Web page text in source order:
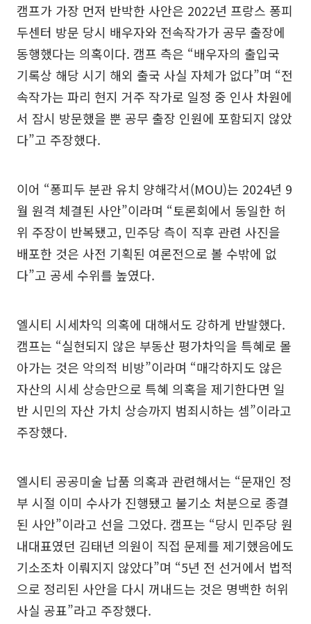
캠프가 가장 먼저 반박한 사안은 2022년 프랑스 퐁피
두센터 방문 당시 배우자와 전속작가가 공무 출장에
동행했다는 의혹이다. 캠프 측은 “배우자의 출입국
기록상 해당 시기 해외 출국 사실 자체가 없다”며 “전
속작가는 파리 현지 거주 작가로 일정 중 인사 차원에
서 잠시 방문했을 뿐 공무 출장 인원에 포함되지 않았
다”고 주장했다.
이어 “퐁피두 분관 유치 양해각서(MOU)는 2024년 9
월 원격 체결된 사안”이라며 “토론회에서 동일한 허
위 주장이 반복됐고, 민주당 측이 직후 관련 사진을
배포한 것은 사전 기획된 여론전으로 볼 수밖에 없
다”고 공세 수위를 높였다.
엘시티 시세차익 의혹에 대해서도 강하게 반발했다.
캠프는 “실현되지 않은 부동산 평가차익을 특혜로 몰
아가는 것은 악의적 비방”이라며 “매각하지도 않은
자산의 시세 상승만으로 특혜 의혹을 제기한다면 일
반 시민의 자산 가치 상승까지 범죄시하는 셈”이라고
주장했다.
엘시티 공공미술 납품 의혹과 관련해서는 “문재인 정
부 시절 이미 수사가 진행됐고 불기소 처분으로 종결
된 사안”이라고 선을 그었다. 캠프는 “당시 민주당 원
내대표였던 김태년 의원이 직접 문제를 제기했음에도
기소조차 이뤄지지 않았다”며 “5년 전 선거에서 법적
으로 정리된 사안을 다시 꺼내드는 것은 명백한 허위
사실 공표”라고 주장했다.